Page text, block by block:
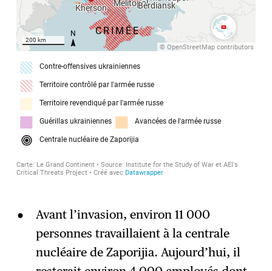
Avant l’invasion, environ 11 000
personnes travaillaient à la centrale
nucléaire de Zaporijia. Aujourd’hui, il